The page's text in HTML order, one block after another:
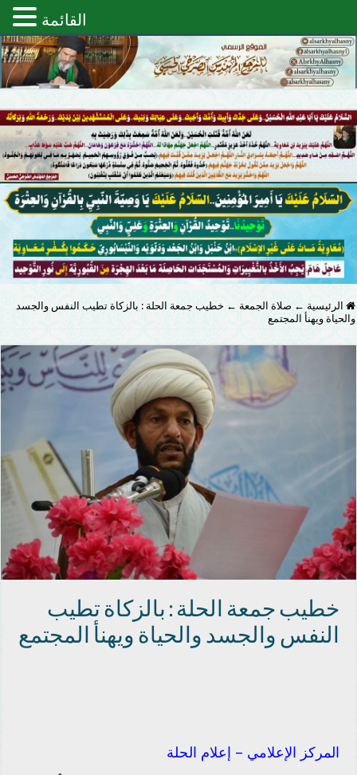
الرئيسية ← صلاة الجمعة ← خطيب جمعة الحلة : بالزكاة تطيب النفس والجسد
والحياة ويهنأ المجتمع
خطيب جمعة الحلة : بالزكاة تطيب
النفس والجسد والحياة ويهنأ المجتمع
المركز الإعلامي – إعلام الحلة
القائمة